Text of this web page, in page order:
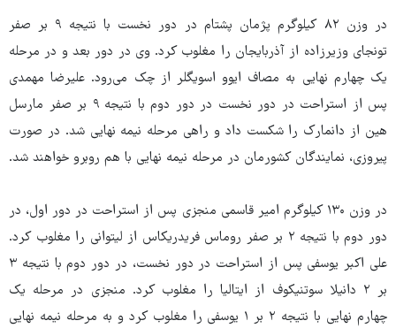
در وزن ۸۲ کیلوگرم پژمان پشتام در دور نخست با نتیجه ۹ بر صفر
تونجای وزیرزاده از آذربایجان را مغلوب کرد. وی در دور بعد و در مرحله
یک چهارم نهایی به مصاف ایوو اسویگلر از چک می‌رود. علیرضا مهمدی
پس از استراحت در دور نخست در دور دوم با نتیجه ۹ بر صفر مارسل
هین از دانمارک را شکست داد و راهی مرحله نیمه نهایی شد. در صورت
پیروزی، نمایندگان کشورمان در مرحله نیمه نهایی با هم روبرو خواهند شد.
در وزن ۱۳۰ کیلوگرم امیر قاسمی منجزی پس از استراحت در دور اول، در
دور دوم با نتیجه ۲ بر صفر روماس فریدریکاس از لیتوانی را مغلوب کرد.
علی اکبر یوسفی پس از استراحت در دور نخست، در دور دوم با نتیجه ۳
بر ۲ دانیلا سوتنیکوف از ایتالیا را مغلوب کرد. منجزی در مرحله یک
چهارم نهایی با نتیجه ۲ بر ۱ یوسفی را مغلوب کرد و به مرحله نیمه نهایی